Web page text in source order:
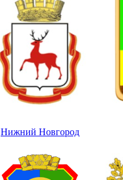
Нижний Новгород